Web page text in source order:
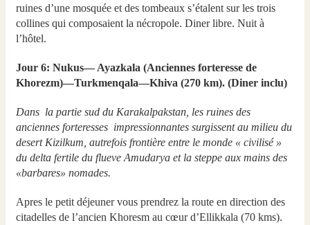
ruines d’une mosquée et des tombeaux s’étalent sur les trois
collines qui composaient la nécropole. Diner libre. Nuit à
l’hôtel.
Jour 6: Nukus— Ayazkala (Anciennes forteresse de
Khorezm)—Turkmenqala—Khiva (270 km). (Diner inclu)
Dans la partie sud du Karakalpakstan, les ruines des
anciennes forteresses impressionnantes surgissent au milieu du
desert Kizilkum, autrefois frontière entre le monde « civilisé »
du delta fertile du flueve Amudarya et la steppe aux mains des
«barbares» nomades.
Apres le petit déjeuner vous prendrez la route en direction des
citadelles de l’ancien Khoresm au cœur d’Ellikkala (70 kms).